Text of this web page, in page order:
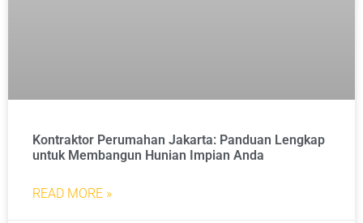
Kontraktor Perumahan Jakarta: Panduan Lengkap
untuk Membangun Hunian Impian Anda
READ MORE »